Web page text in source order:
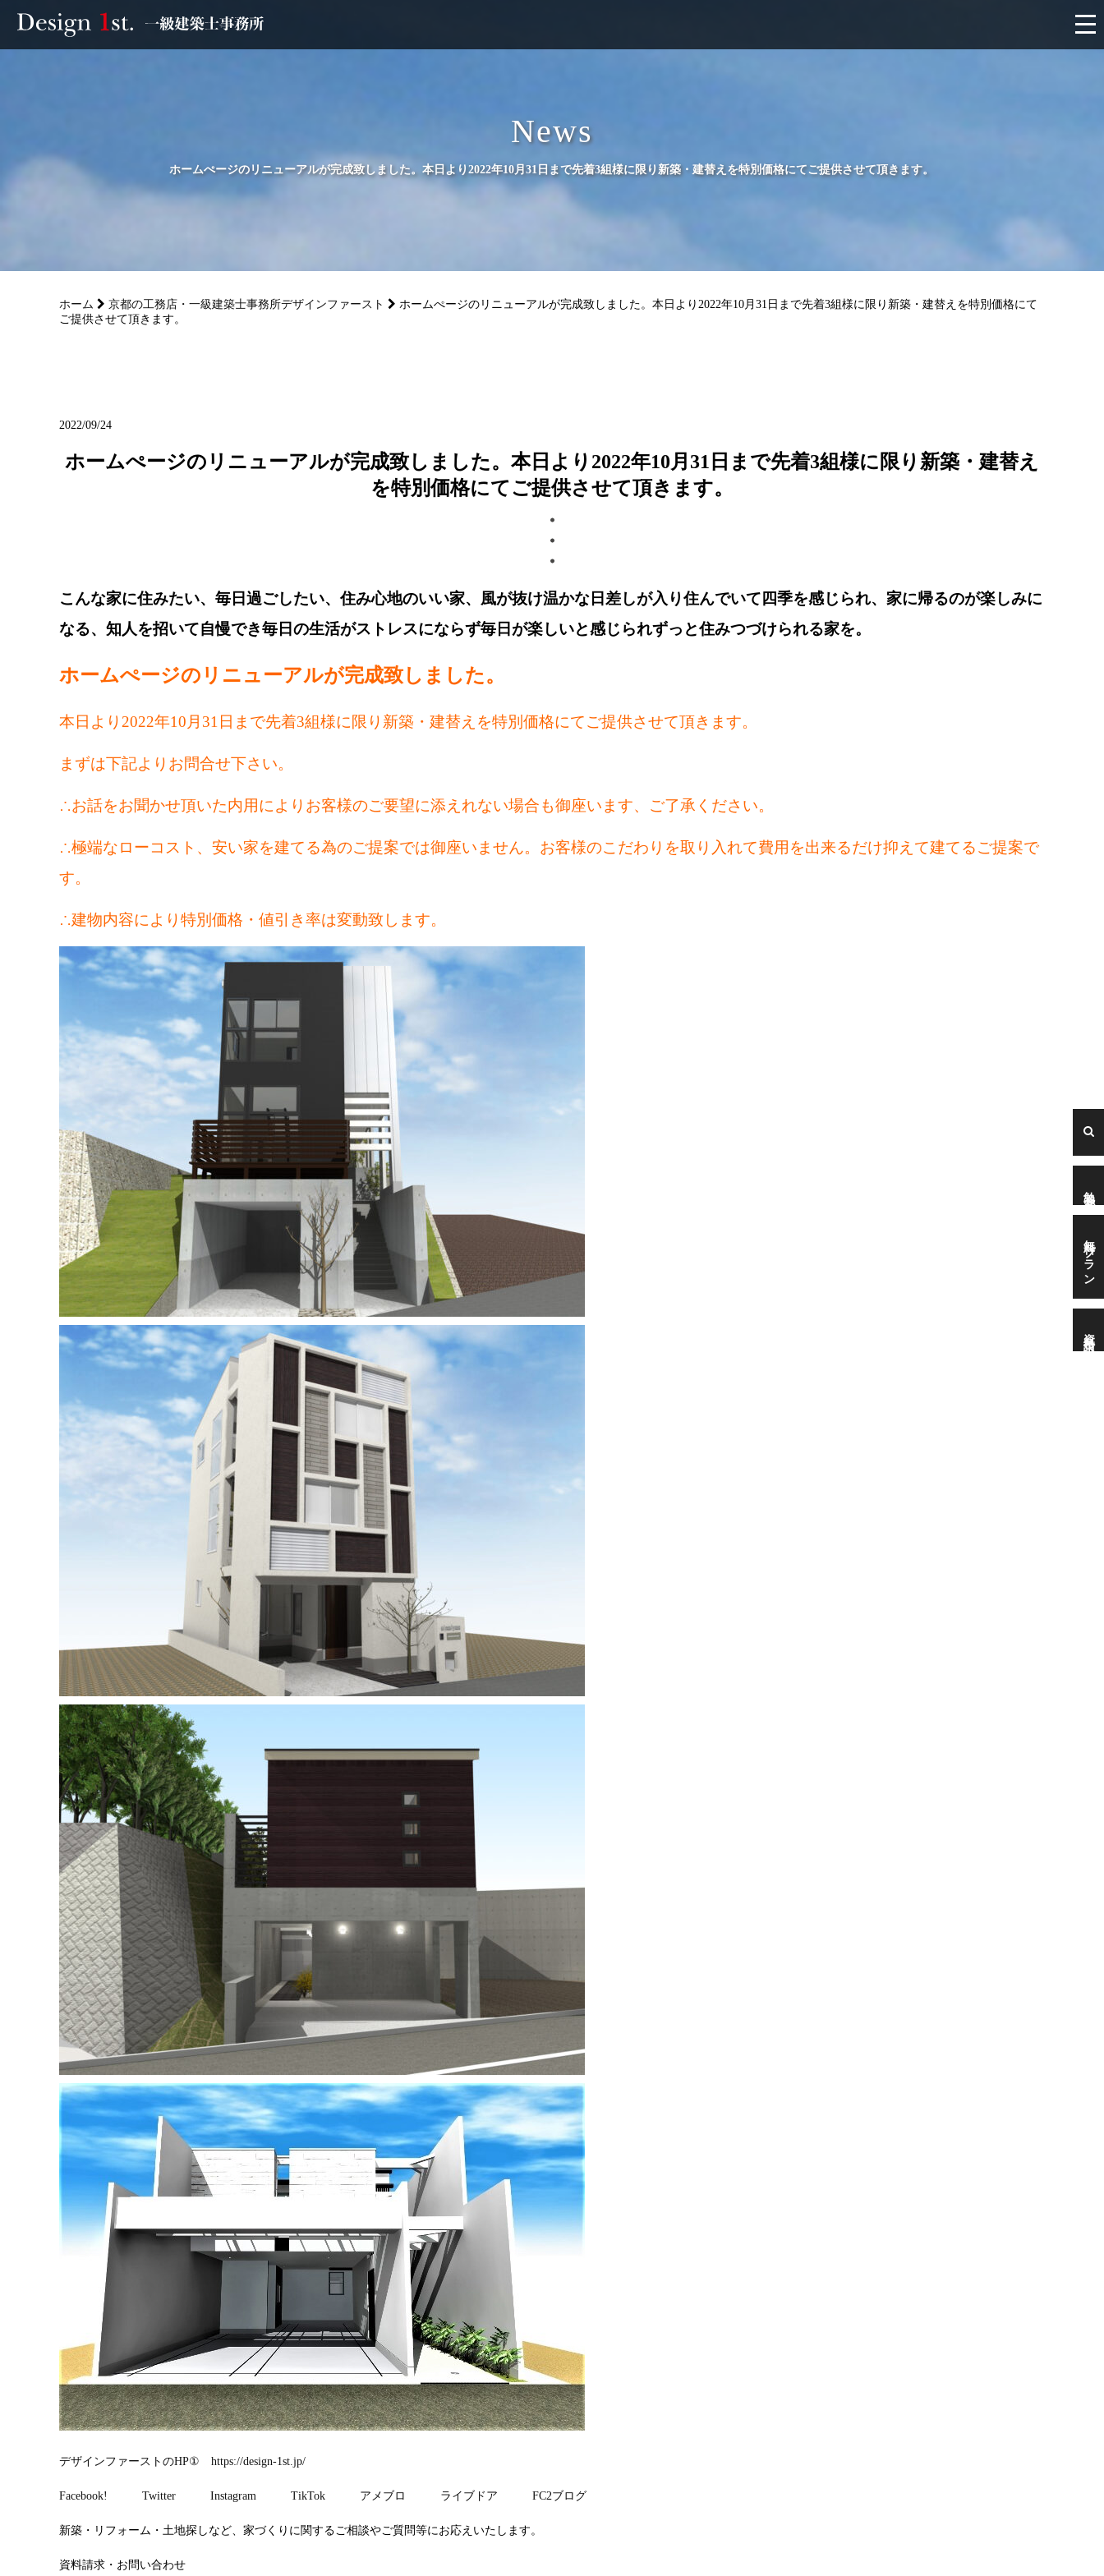
リフォーム
サービス
無料プラン
News
ホームぺージのリニューアルが完成致しました。本日より2022年10月31日まで先着3組様に限り新築・建替えを特別価格にてご提供させて頂きます。
ホーム 京都の工務店・一級建築士事務所デザインファースト
ホームぺージのリニューアルが完成致しました。本日より2022年10月31日まで先着3組様に限り新築・建替えを特別価格にて
ご提供させて頂きます。
2022/09/24
ホームぺージのリニューアルが完成致しました。本日より2022年10月31日まで先着3組様に限り新築・建替え
を特別価格にてご提供させて頂きます。
こんな家に住みたい、毎日過ごしたい、住み心地のいい家、風が抜け温かな日差しが入り住んでいて四季を感じられ、家に帰るのが楽しみに
なる、知人を招いて自慢でき毎日の生活がストレスにならず毎日が楽しいと感じられずっと住みつづけられる家を。
ホームぺージのリニューアルが完成致しました。
本日より2022年10月31日まで先着3組様に限り新築・建替えを特別価格にてご提供させて頂きます。
まずは下記よりお問合せ下さい。
∴お話をお聞かせ頂いた内用によりお客様のご要望に添えれない場合も御座います、ご了承ください。
∴極端なローコスト、安い家を建てる為のご提案では御座いません。お客様のこだわりを取り入れて費用を出来るだけ抑えて建てるご提案で
す。
∴建物内容により特別価格・値引き率は変動致します。
デザインファーストのHP① https://design-1st.jp/
Facebook! Twitter Instagram TikTok アメブロ ライブドア FC2ブログ
新築・リフォーム・土地探しなど、家づくりに関するご相談やご質問等にお応えいたします。
資料請求・お問い合わせ